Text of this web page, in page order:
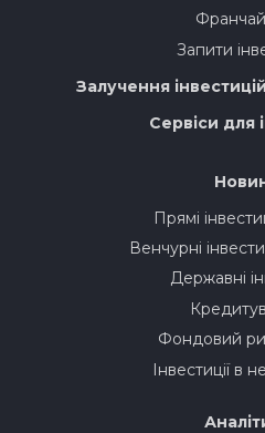
Запити
Залучення
Сервіси для
Прямі
Венчурні
Державні
Фондовий
Інвестиції в